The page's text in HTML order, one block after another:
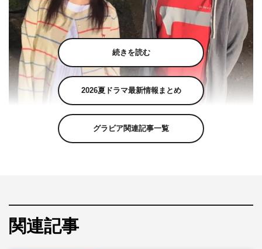
『最愛』公式Instagram（saiai_tbs）より
「みなさんがSNSで盛り上がっていた「好きやよ」前のお
ふたり はい、スタッフも撮影しながら心の中で盛り上が
続きを読む
2026夏ドラマ最新情報まとめ
グラビア関連記事一覧
関連記事